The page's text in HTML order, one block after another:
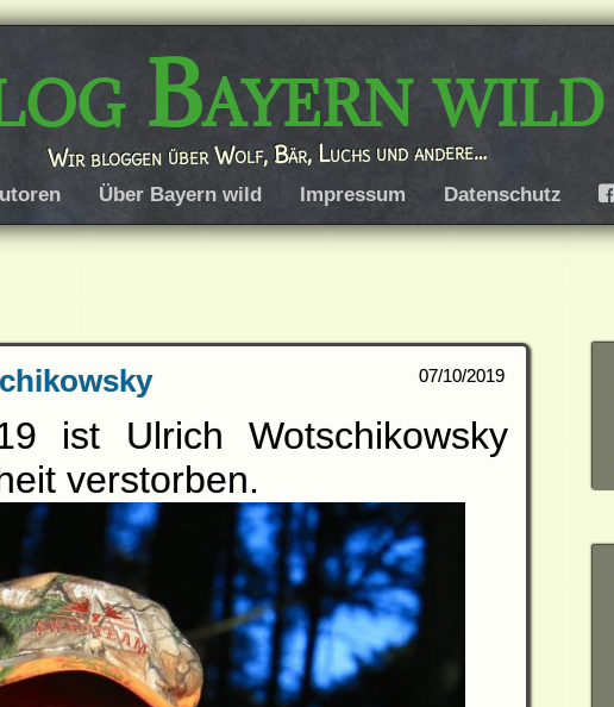
Bayern wild
Wir bloggen über Wolf, Bär, Luchs und andere…
Über Bayern wild Impressum Datenschutz F
07/10/2019
ist Ulrich Wotschikowsky
verstorben.